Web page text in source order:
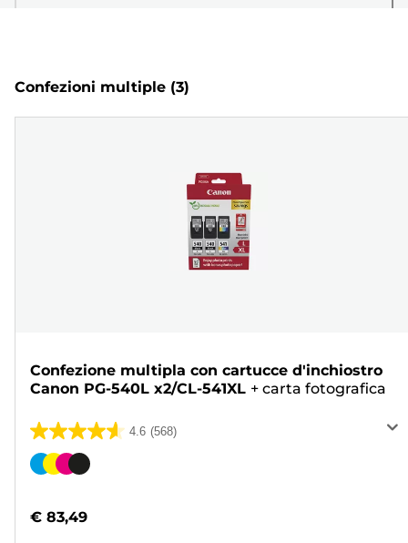
Confezioni multiple (3)
Confezione multipla con cartucce d'inchiostro
Canon PG-540L x2/CL-541XL + carta fotografica
4.6 (568)
4.6
su
568
Cartuccia
€ 83,49